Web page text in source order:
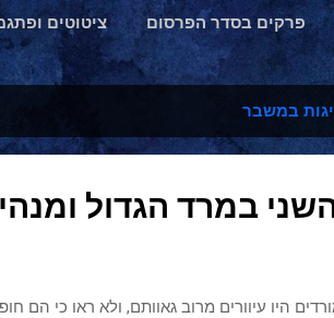
פרקים בסדר הפרסום ציטוטים
הצהרת נגישות
במשבר
במרד הגדול
היו עיוורים מרוב גאוותם, ולא ראו כי הם